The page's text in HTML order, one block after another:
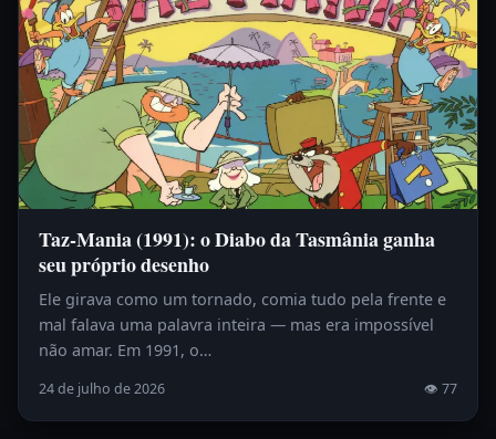
Taz-Mania (1991): o Diabo da Tasmânia ganha
seu próprio desenho
Ele girava como um tornado, comia tudo pela frente e
mal falava uma palavra inteira — mas era impossível
não amar. Em 1991, o…
24 de julho de 2026 👁 77